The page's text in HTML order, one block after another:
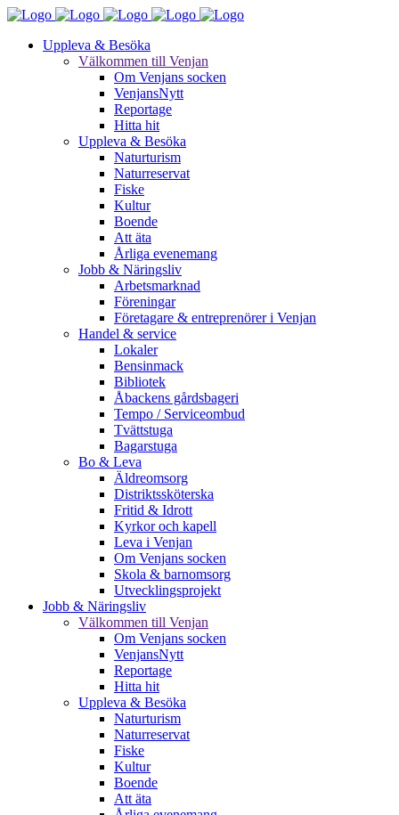
Uppleva & Besöka
Välkommen till Venjan
Om Venjans socken
VenjansNytt
Reportage
Hitta hit
Uppleva & Besöka
Naturturism
Naturreservat
Fiske
Kultur
Boende
Att äta
Årliga evenemang
Jobb & Näringsliv
Arbetsmarknad
Föreningar
Företagare & entreprenörer i Venjan
Handel & service
Lokaler
Bensinmack
Bibliotek
Åbackens gårdsbageri
Tempo / Serviceombud
Tvättstuga
Bagarstuga
Bo & Leva
Äldreomsorg
Distriktssköterska
Fritid & Idrott
Kyrkor och kapell
Leva i Venjan
Om Venjans socken
Skola & barnomsorg
Utvecklingsprojekt
Jobb & Näringsliv
Välkommen till Venjan
Om Venjans socken
VenjansNytt
Reportage
Hitta hit
Uppleva & Besöka
Naturturism
Naturreservat
Fiske
Kultur
Boende
Att äta